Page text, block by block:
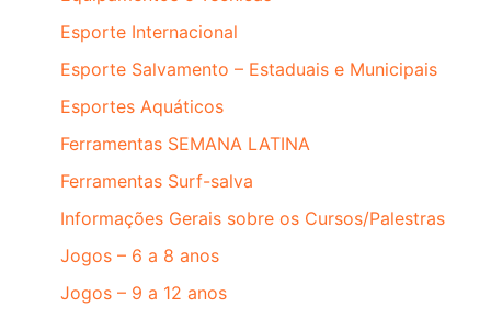
Esporte Internacional
Esporte Salvamento – Estaduais e Municipais
Esportes Aquáticos
Ferramentas SEMANA LATINA
Ferramentas Surf-salva
Informações Gerais sobre os Cursos/Palestras
Jogos – 6 a 8 anos
Jogos – 9 a 12 anos